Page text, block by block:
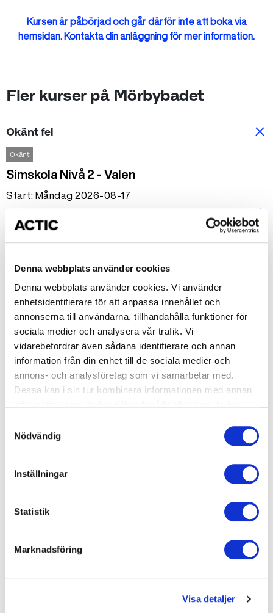
Denna webbplats använder cookies
Denna webbplats använder cookies. Vi använder
enhetsidentifierare för att anpassa innehållet och
annonserna till användarna, tillhandahålla funktioner för
sociala medier och analysera vår trafik. Vi
vidarebefordrar även sådana identifierare och annan
information från din enhet till de sociala medier och
annons- och analysföretag som vi samarbetar med.
Dessa kan i sin tur kombinera informationen med annan
Nödvändig
Inställningar
Statistik
Marknadsföring
Visa detaljer
Kursen är påbörjad och går därför inte att boka via
hemsidan. Kontakta din anläggning för mer information.
Fler kurser på Mörbybadet
Okänt fel
Okänt
Simskola Nivå 2 - Valen
Start: Måndag 2026-08-17
arrow_forward_ios
Simskola privatlektion 30 min
Start: Onsdag 2026-08-19
Tid: 17:45-18:15
Mörbybadet
Okänt
Start: Onsdag 2026-08-19
1950 kr
Okänt